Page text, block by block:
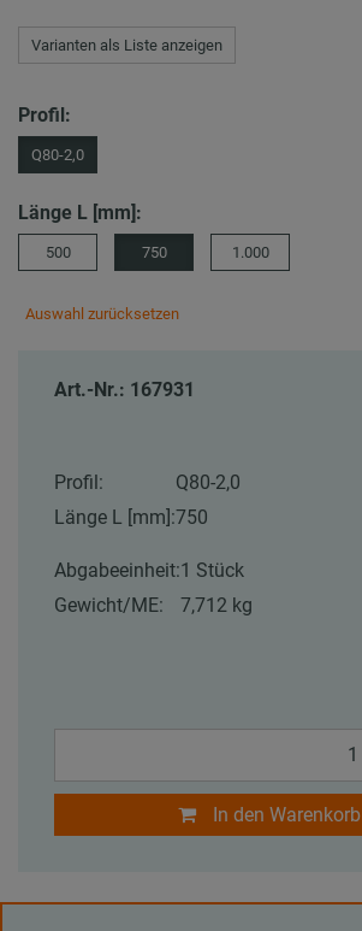
Varianten als Liste anzeigen
Profil:
Q80-2,0
Länge L [mm]:
500 750 1.000
Auswahl zurücksetzen
Art.-Nr.: 167931
Profil:
Q80-2,0
Länge L [mm]:750
Abgabeeinheit:1 Stück
Gewicht/ME:
7,712 kg
In den Warenkorb